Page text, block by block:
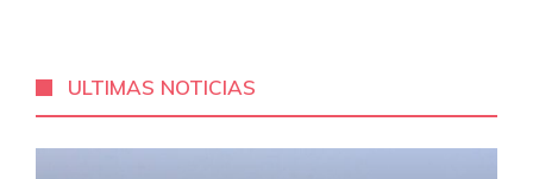
ULTIMAS NOTICIAS